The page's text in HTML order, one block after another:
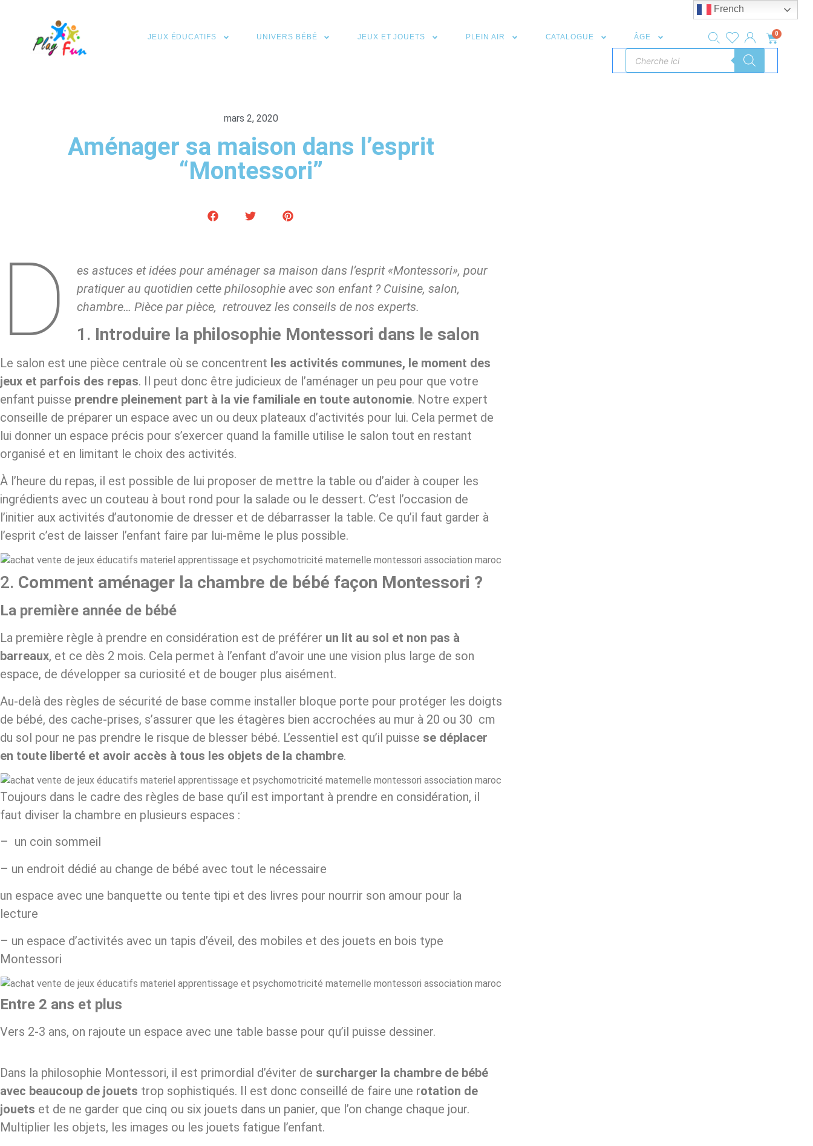
JEUX ÉDUCATIFS UNIVERS BÉBÉ JEUX ET JOUETS PLEIN AIR CATALOGUE ÂGE 0
mars 2, 2020
Aménager sa maison dans l’esprit
“Montessori”
D
es astuces et idées pour aménager sa maison dans l’esprit «Montessori», pour
pratiquer au quotidien cette philosophie avec son enfant ? Cuisine, salon,
chambre… Pièce par pièce, retrouvez les conseils de nos experts.
1. Introduire la philosophie Montessori dans le salon
Le salon est une pièce centrale où se concentrent les activités communes, le moment des
jeux et parfois des repas. Il peut donc être judicieux de l’aménager un peu pour que votre
enfant puisse prendre pleinement part à la vie familiale en toute autonomie. Notre expert
conseille de préparer un espace avec un ou deux plateaux d’activités pour lui. Cela permet de
lui donner un espace précis pour s’exercer quand la famille utilise le salon tout en restant
organisé et en limitant le choix des activités.
À l’heure du repas, il est possible de lui proposer de mettre la table ou d’aider à couper les
ingrédients avec un couteau à bout rond pour la salade ou le dessert. C’est l’occasion de
l’initier aux activités d’autonomie de dresser et de débarrasser la table. Ce qu’il faut garder à
l’esprit c’est de laisser l’enfant faire par lui-même le plus possible.
2. Comment aménager la chambre de bébé façon Montessori ?
La première année de bébé
La première règle à prendre en considération est de préférer un lit au sol et non pas à
barreaux, et ce dès 2 mois. Cela permet à l’enfant d’avoir une une vision plus large de son
espace, de développer sa curiosité et de bouger plus aisément.
Au-delà des règles de sécurité de base comme installer bloque porte pour protéger les doigts
de bébé, des cache-prises, s’assurer que les étagères bien accrochées au mur à 20 ou 30 cm
du sol pour ne pas prendre le risque de blesser bébé. L’essentiel est qu’il puisse se déplacer
en toute liberté et avoir accès à tous les objets de la chambre.
Toujours dans le cadre des règles de base qu’il est important à prendre en considération, il
faut diviser la chambre en plusieurs espaces :
– un coin sommeil
– un endroit dédié au change de bébé avec tout le nécessaire
un espace avec une banquette ou tente tipi et des livres pour nourrir son amour pour la
lecture
– un espace d’activités avec un tapis d’éveil, des mobiles et des jouets en bois type
Montessori
Entre 2 ans et plus
Vers 2-3 ans, on rajoute un espace avec une table basse pour qu’il puisse dessiner.
Dans la philosophie Montessori, il est primordial d’éviter de surcharger la chambre de bébé
avec beaucoup de jouets trop sophistiqués. Il est donc conseillé de faire une rotation de
jouets et de ne garder que cinq ou six jouets dans un panier, que l’on change chaque jour.
Multiplier les objets, les images ou les jouets fatigue l’enfant.
French